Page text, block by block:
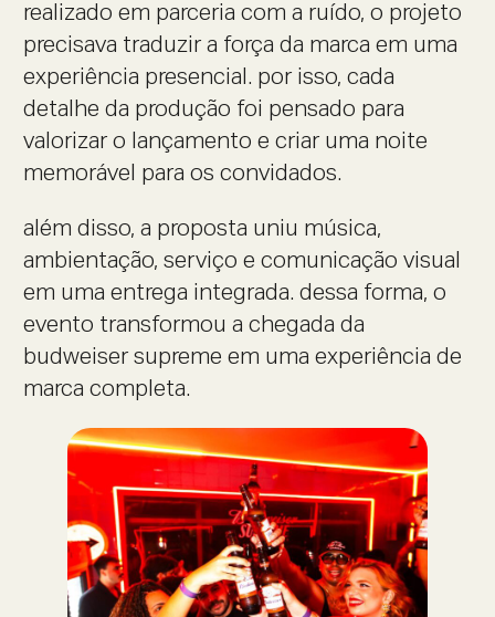
realizado em parceria com a ruído, o projeto
precisava traduzir a força da marca em uma
experiência presencial. por isso, cada
detalhe da produção foi pensado para
valorizar o lançamento e criar uma noite
memorável para os convidados.
além disso, a proposta uniu música,
ambientação, serviço e comunicação visual
em uma entrega integrada. dessa forma, o
evento transformou a chegada da
budweiser supreme em uma experiência de
marca completa.